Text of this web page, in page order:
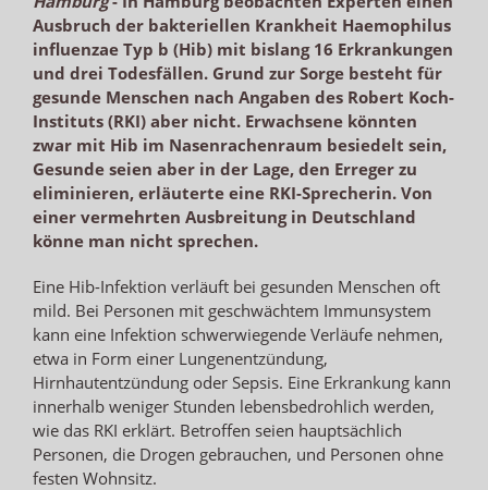
Ausbruch der bakteriellen Krankheit Haemophilus
influenzae Typ b (Hib) mit bislang 16 Erkrankungen
und drei Todesfällen. Grund zur Sorge besteht für
gesunde Menschen nach Angaben des Robert Koch-
Instituts (RKI) aber nicht. Erwachsene könnten
zwar mit Hib im Nasenrachenraum besiedelt sein,
Gesunde seien aber in der Lage, den Erreger zu
eliminieren, erläuterte eine RKI-Sprecherin. Von
einer vermehrten Ausbreitung in Deutschland
könne man nicht sprechen.
Eine Hib-Infektion verläuft bei gesunden Menschen oft
mild. Bei Personen mit geschwächtem Immunsystem
kann eine Infektion schwerwiegende Verläufe nehmen,
etwa in Form einer Lungenentzündung,
Hirnhautentzündung oder Sepsis. Eine Erkrankung kann
innerhalb weniger Stunden lebensbedrohlich werden,
wie das RKI erklärt. Betroffen seien hauptsächlich
Personen, die Drogen gebrauchen, und Personen ohne
festen Wohnsitz.